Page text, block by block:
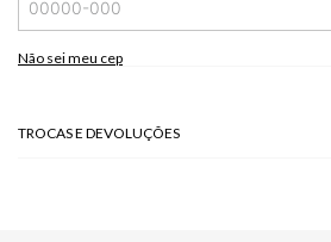
60 % POLIESTER + 36 % VISCOSE + 4 % LINHO
Não sei meu cep
TROCAS E DEVOLUÇÕES